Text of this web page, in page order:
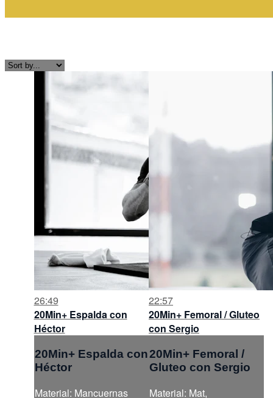
26:49
20Min+ Espalda con
Héctor
20Min+ Espalda con
Héctor
Material: Mancuernas
22:57
20Min+ Femoral / Gluteo
con Sergio
20Min+ Femoral /
Gluteo con Sergio
Material: Mat,